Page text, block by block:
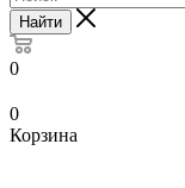
Найти
0
0
Корзина